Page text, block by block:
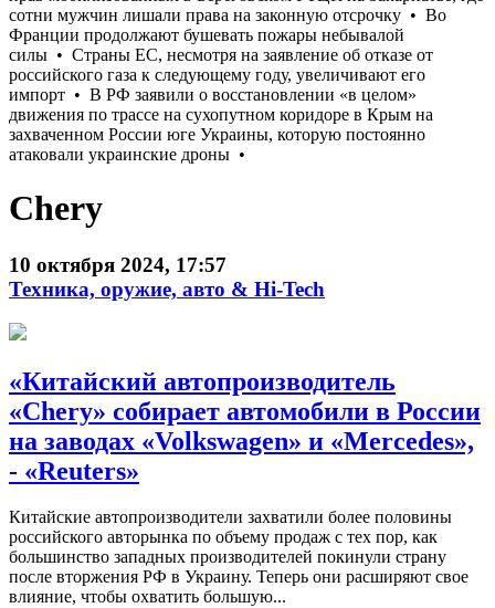
Chery
10 октября 2024, 17:57
Техника, оружие, авто & Hi-Tech
«Китайский автопроизводитель
«Chery» собирает автомобили в России
на заводах «Volkswagen» и «Mercedes»,
- «Reuters»
Китайские автопроизводители захватили более половины
российского авторынка по объему продаж с тех пор, как
большинство западных производителей покинули страну
после вторжения РФ в Украину. Теперь они расширяют свое
влияние, чтобы охватить большую...